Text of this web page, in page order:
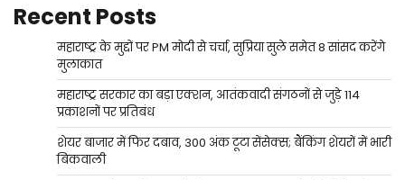
Recent Posts
महाराष्ट्र के मुद्दों पर PM मोदी से चर्चा, सुप्रिया सुले समेत 8 सांसद करेंगे
मुलाकात
महाराष्ट्र सरकार का बड़ा एक्शन, आतंकवादी संगठनों से जुड़े 114
प्रकाशनों पर प्रतिबंध
शेयर बाजार में फिर दबाव, 300 अंक टूटा सेंसेक्स; बैंकिंग शेयरों में भारी
बिकवाली